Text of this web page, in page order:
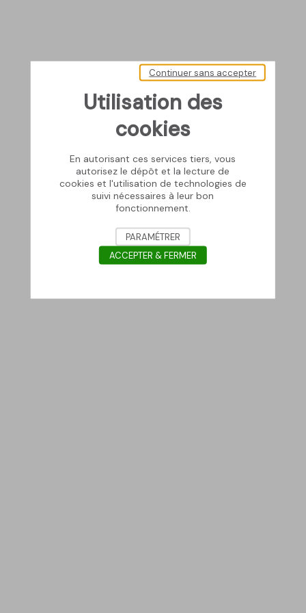
Utilisation des
cookies
En autorisant ces services tiers, vous
autorisez le dépôt et la lecture de
cookies et l'utilisation de technologies de
suivi nécessaires à leur bon
fonctionnement.
Continuer sans accepter
PARAMÉTRER
ACCEPTER & FERMER